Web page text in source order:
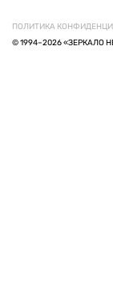
ПОЛИТИКА
© 1994–2026